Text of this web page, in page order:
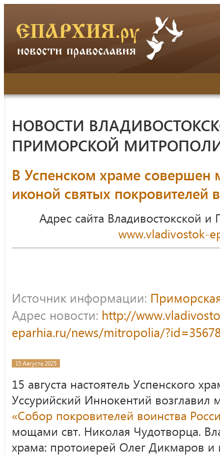
НОВОСТИ
ПРИМОРСКОЙ
В Успенском храме совершен
иконой святых покровителей
Адрес сайта Владивостокской
www.vladivostok-
Источник информации:
Адрес новости: http://
eparhia.ru/news/mitropolia/
15 Августа 2025
15 августа настоятель Успенского
Уссурийский Иннокентий
«Собор покровителей воинства
мощами свт. Николая Чудотворца.
храма: протоиерей Олег Дикмаров